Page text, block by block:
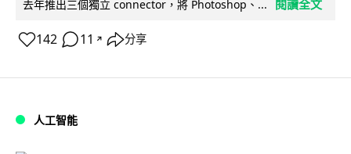
去年推出三個獨立 connector，將 Photoshop、... 閱讀全文
142 11 ↗ 分享
人工智能